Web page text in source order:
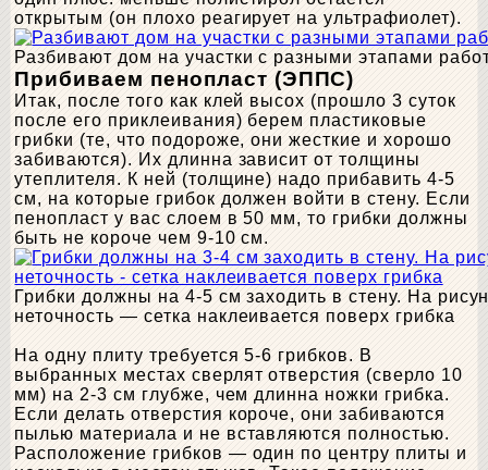
открытым (он плохо реагирует на ультрафиолет).
Разбивают дом на участки с разными этапами
Прибиваем пенопласт (ЭППС)
Итак, после того как клей высох (прошло 3 суток
после его приклеивания) берем пластиковые
грибки (те, что подороже, они жесткие и хорошо
забиваются). Их длинна зависит от толщины
утеплителя. К ней (толщине) надо прибавить 4-5
см, на которые грибок должен войти в стену. Если
пенопласт у вас слоем в 50 мм, то грибки должны
быть не короче чем 9-10 см.
Грибки должны на 4-5 см заходить в стену. На
неточность — сетка наклеивается поверх грибка
На одну плиту требуется 5-6 грибков. В
выбранных местах сверлят отверстия (сверло 10
мм) на 2-3 см глубже, чем длинна ножки грибка.
Если делать отверстия короче, они забиваются
пылью материала и не вставляются полностью.
Расположение грибков — один по центру плиты и